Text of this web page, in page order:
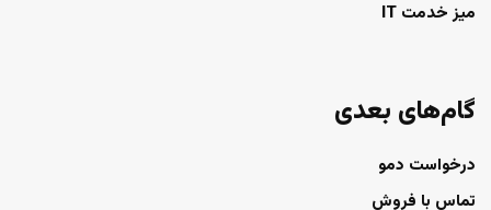
میز خدمت IT
گام‌های بعدی
درخواست دمو
تماس با فروش